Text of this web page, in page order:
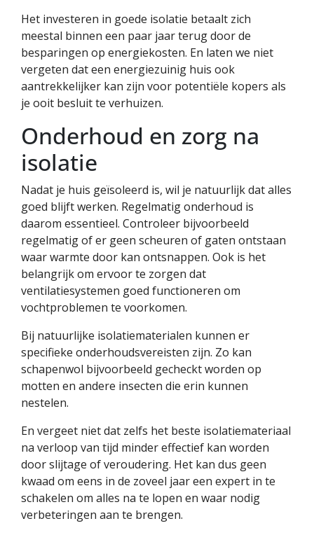
Het investeren in goede isolatie betaalt zich
meestal binnen een paar jaar terug door de
besparingen op energiekosten. En laten we niet
vergeten dat een energiezuinig huis ook
aantrekkelijker kan zijn voor potentiële kopers als
je ooit besluit te verhuizen.
Onderhoud en zorg na
isolatie
Nadat je huis geïsoleerd is, wil je natuurlijk dat alles
goed blijft werken. Regelmatig onderhoud is
daarom essentieel. Controleer bijvoorbeeld
regelmatig of er geen scheuren of gaten ontstaan
waar warmte door kan ontsnappen. Ook is het
belangrijk om ervoor te zorgen dat
ventilatiesystemen goed functioneren om
vochtproblemen te voorkomen.
Bij natuurlijke isolatiematerialen kunnen er
specifieke onderhoudsvereisten zijn. Zo kan
schapenwol bijvoorbeeld gecheckt worden op
motten en andere insecten die erin kunnen
nestelen.
En vergeet niet dat zelfs het beste isolatiemateriaal
na verloop van tijd minder effectief kan worden
door slijtage of veroudering. Het kan dus geen
kwaad om eens in de zoveel jaar een expert in te
schakelen om alles na te lopen en waar nodig
verbeteringen aan te brengen.